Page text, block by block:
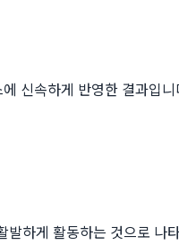
신속하게 반영한 결과입
하게 활동하는 것으로 나